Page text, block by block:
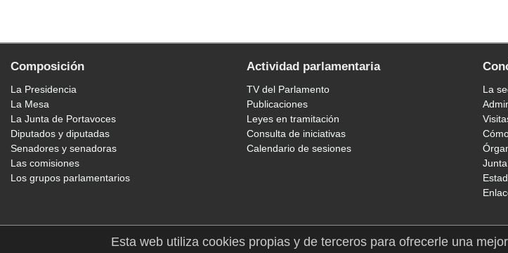
Composición
La Presidencia
La Mesa
La Junta de Portavoces
Diputados y diputadas
Senadores y senadoras
Las comisiones
Los grupos parlamentarios
Actividad parlamentaria
TV del Parlamento
Publicaciones
Leyes en tramitación
Consulta de iniciativas
Calendario de sesiones
La
Esta web utiliza cookies propias y de terceros para ofrecerle una